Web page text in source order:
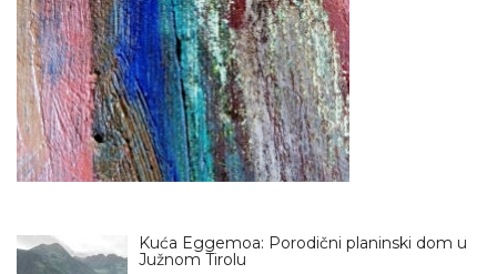
Kuća Eggemoa: Porodični planinski dom u
Južnom Tirolu